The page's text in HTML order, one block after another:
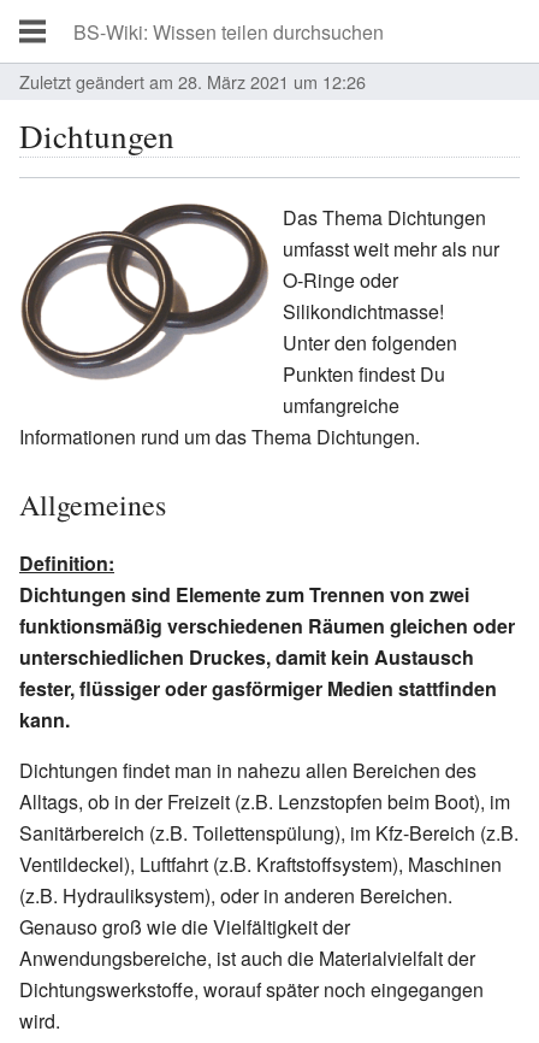
Zuletzt geändert am 28. März 2021 um 12:26
Dichtungen
Das Thema Dichtungen
umfasst weit mehr als nur
O-Ringe oder
Silikondichtmasse!
Unter den folgenden
Punkten findest Du
umfangreiche
Informationen rund um das Thema Dichtungen.
Allgemeines
Definition:
Dichtungen sind Elemente zum Trennen von zwei
funktionsmäßig verschiedenen Räumen gleichen oder
unterschiedlichen Druckes, damit kein Austausch
fester, flüssiger oder gasförmiger Medien stattfinden
kann.
Dichtungen findet man in nahezu allen Bereichen des
Alltags, ob in der Freizeit (z.B. Lenzstopfen beim Boot), im
Sanitärbereich (z.B. Toilettenspülung), im Kfz-Bereich (z.B.
Ventildeckel), Luftfahrt (z.B. Kraftstoffsystem), Maschinen
(z.B. Hydrauliksystem), oder in anderen Bereichen.
Genauso groß wie die Vielfältigkeit der
Anwendungsbereiche, ist auch die Materialvielfalt der
Dichtungswerkstoffe, worauf später noch eingegangen
wird.